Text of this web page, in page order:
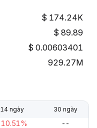
174.24K
89.89
0.00603401
929.27M
14 ngày 30 ngày
--